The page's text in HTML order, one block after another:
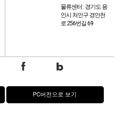
물류센터 : 경기도 용
인시 처인구 경안천
로 256번길 69
PC버전으로 보기